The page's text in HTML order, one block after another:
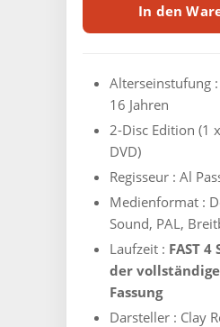
Alterseinstufung :
16 Jahren
2-Disc Edition (1
DVD)
Regisseur : Al
Medienformat :
Sound, PAL,
Laufzeit : FAST 4
der
Fassung
Darsteller : Clay
(2
Edition
Menge
In den